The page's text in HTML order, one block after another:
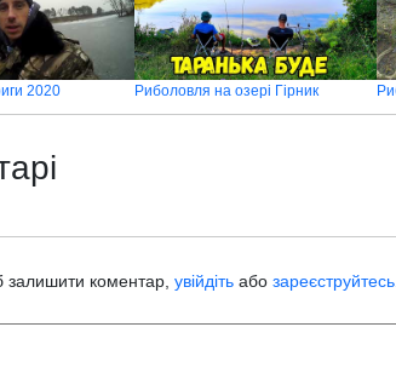
2020 Риболовля на озері Гірник
залишити коментар, увійдіть або зареєструйтесь